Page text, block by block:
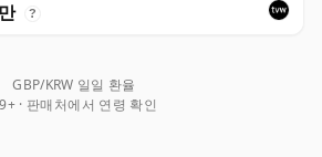
?
GBP/KRW 일일 환율
· 판매처에서 연령 확인